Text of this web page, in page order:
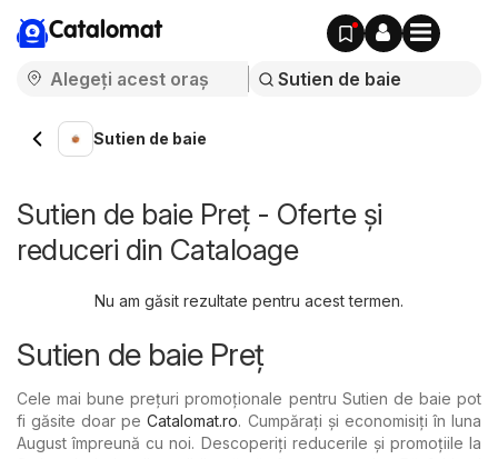
Catalomat
Sutien de baie
Sutien de baie Preț - Oferte și
reduceri din Cataloage
Nu am găsit rezultate pentru acest termen.
Sutien de baie Preț
Cele mai bune prețuri promoționale pentru Sutien de baie pot
fi găsite doar peCatalomat.ro. Cumpărați și economisiți în luna
August împreună cu noi. Descoperiți reducerile și promoțiile la